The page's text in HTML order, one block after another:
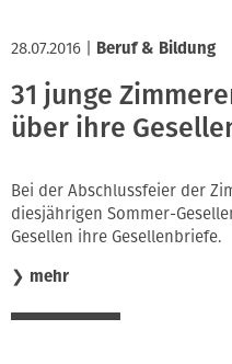
28.07.2016 Beruf & Bildung
31 junge
über ihre
Bei der Abschlussfeier der
diesjährigen Sommer-
Gesellen ihre Gesellenbriefe.
❯ mehr